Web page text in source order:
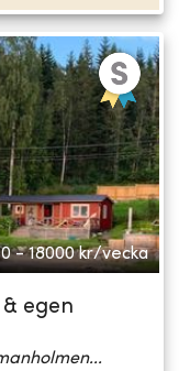
- 18000 kr/vecka
egen